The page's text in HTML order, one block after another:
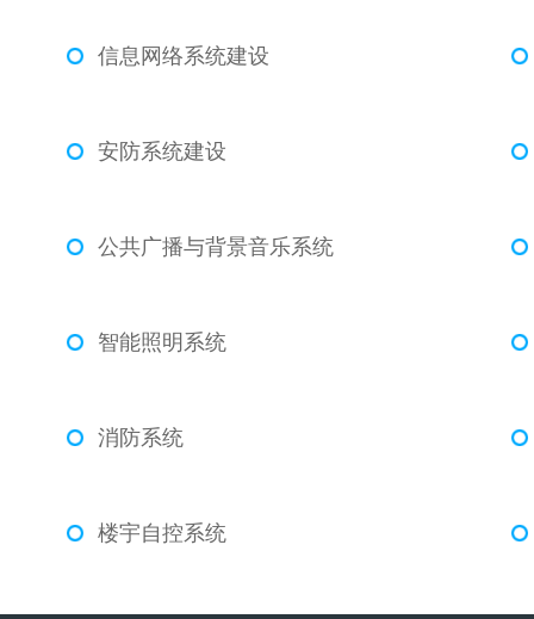
信息网络系统建设
安防系统建设
公共广播与背景音乐系统
智能照明系统
消防系统
楼宇自控系统